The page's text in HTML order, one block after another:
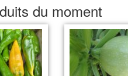
du moment